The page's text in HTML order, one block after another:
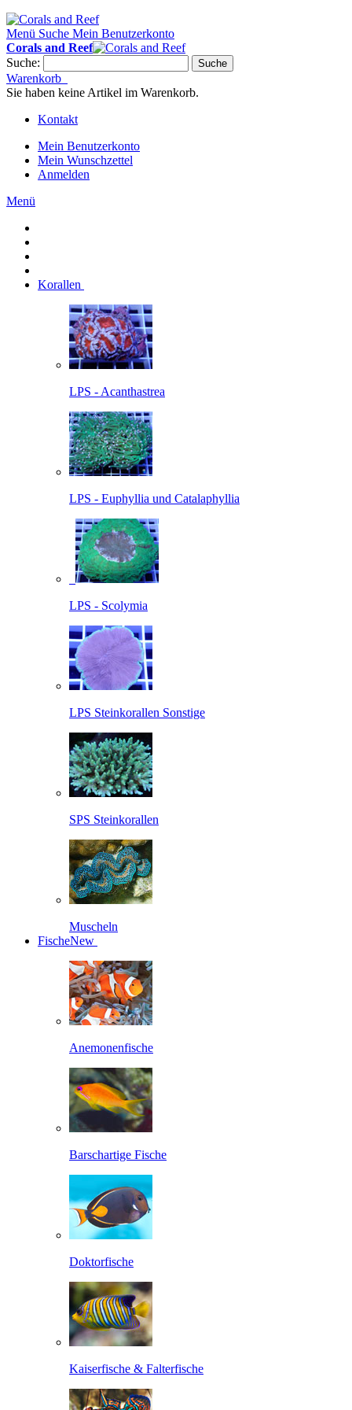
Menü Suche Mein Benutzerkonto
Corals and Reef
Suche:
Suche
Warenkorb
Sie haben keine Artikel im Warenkorb.
Kontakt
Mein Benutzerkonto
Mein Wunschzettel
Anmelden
Menü
Korallen
LPS - Acanthastrea
LPS - Euphyllia und Catalaphyllia
LPS - Scolymia
LPS Steinkorallen Sonstige
SPS Steinkorallen
Muscheln
FischeNew
Anemonenfische
Barschartige Fische
Doktorfische
Kaiserfische & Falterfische